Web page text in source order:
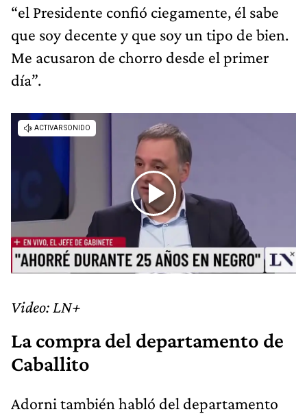
“el Presidente confió ciegamente, él sabe
que soy decente y que soy un tipo de bien.
Me acusaron de chorro desde el primer
día”.
Video: LN+
La compra del departamento de
Caballito
Adorni también habló del departamento